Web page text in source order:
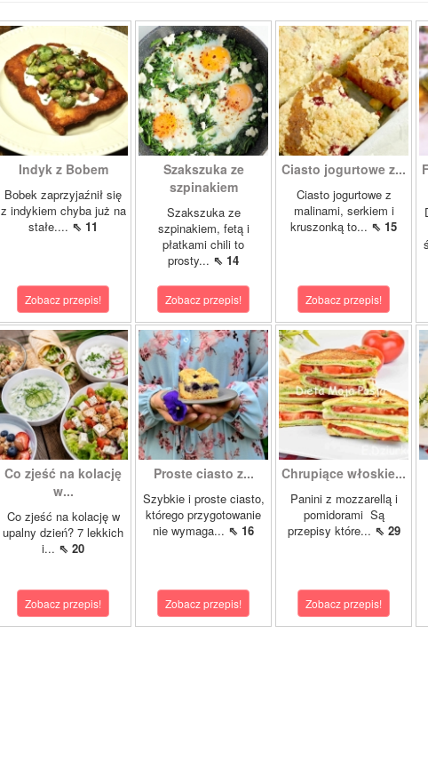
Indyk z Bobem
Bobek zaprzyjaźnił się
z indykiem chyba już na
stałe.... ⇖ 11
Zobacz przepis!
Szakszuka ze
szpinakiem
Szakszuka ze
szpinakiem, fetą i
płatkami chili to
prosty... ⇖ 14
Zobacz przepis!
Ciasto jogurtowe z...
Ciasto jogurtowe z
malinami, serkiem i
kruszonką to... ⇖ 15
Zobacz przepis!
Co zjeść na kolację
w...
Co zjeść na kolację w
upalny dzień? 7 lekkich
i... ⇖ 20
Zobacz przepis!
Proste ciasto z...
Szybkie i proste ciasto,
którego przygotowanie
nie wymaga... ⇖ 16
Zobacz przepis!
Chrupiące włoskie...
Panini z mozzarellą i
pomidorami Są
przepisy które... ⇖ 29
Zobacz przepis!